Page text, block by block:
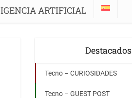
ARTIFICIAL
Destacados
Tecno – CURIOSIDADES
Tecno – GUEST POST